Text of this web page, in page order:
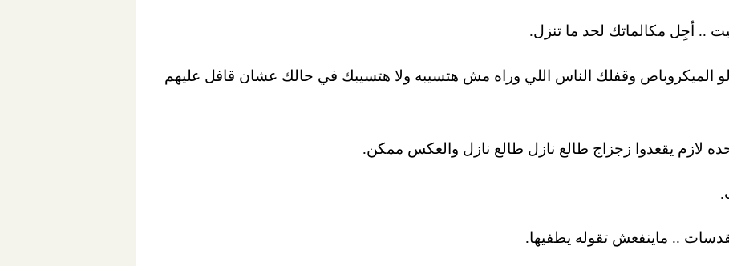
الميكروباص وقفلك الناس اللي وراه مش هتسيبه ولا هتسيبك في حالك عشان قافل عليهم